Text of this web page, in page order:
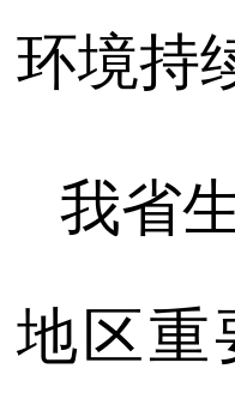
环境持
我省
地区重